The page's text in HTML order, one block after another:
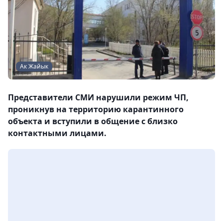
Ак Жайык
Представители СМИ нарушили режим ЧП,
проникнув на территорию карантинного
объекта и вступили в общение с близко
контактными лицами.